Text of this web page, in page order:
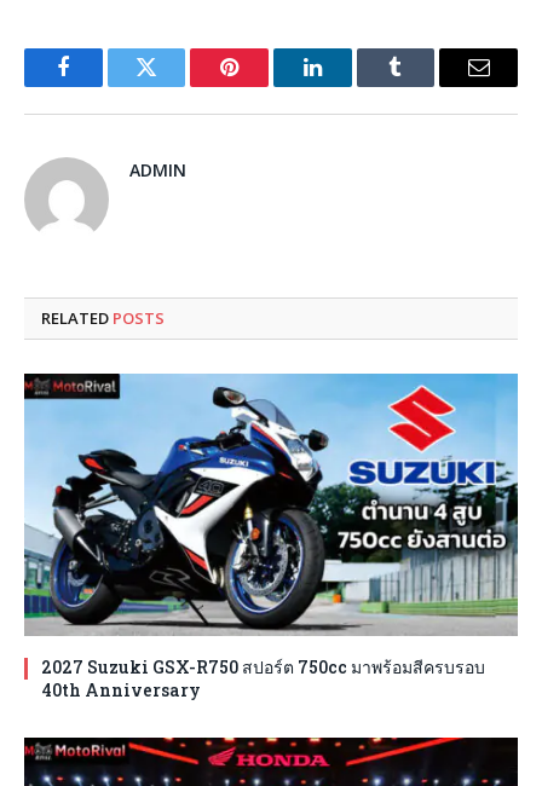
FacebookTwitter Pinterest LinkedInTumblr Email
ADMIN
RELATED POSTS
2027 Suzuki GSX-R750 สปอร์ต 750cc มาพร้อมสีครบรอบ
40th Anniversary